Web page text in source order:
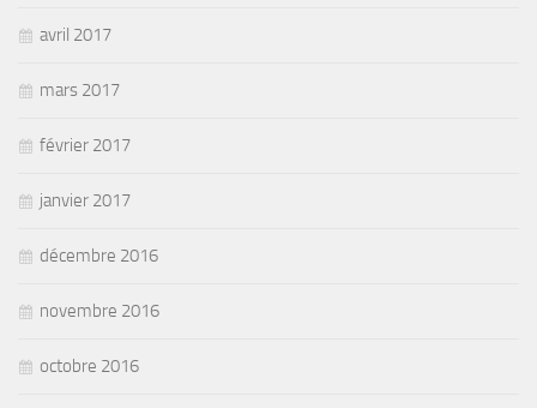
avril 2017
mars 2017
février 2017
janvier 2017
décembre 2016
novembre 2016
octobre 2016